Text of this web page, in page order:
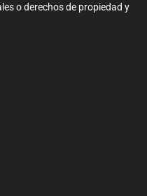
o derechos de propiedad y